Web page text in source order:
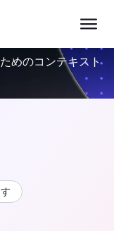
めのコンテキスト